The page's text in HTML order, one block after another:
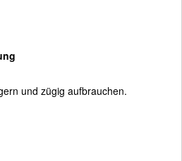
und zügig aufbrauchen.